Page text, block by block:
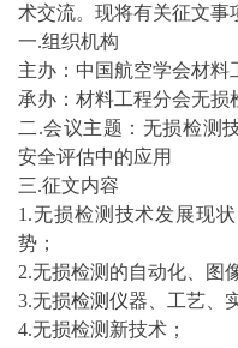
术交流。现将有关征文事
一.组织机构
主办：中国航空学会材料
承办：材料工程分会无损
二.会议主题：无损检测
安全评估中的应用
三.征文内容
1.无损检测技术发展现
势；
2.无损检测的自动化、图
3.无损检测仪器、工艺、
4.无损检测新技术；